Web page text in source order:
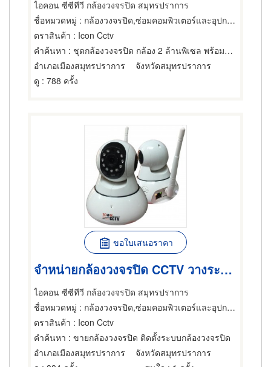
ไอคอน ซีซีทีวี กล้องวงจรปิด สมุทรปราการ
ชื่อหมวดหมู่ : กล้องวงจรปิด,ซ่อมคอมพิวเตอร์และอุปกรณ์ต่อพ่วง,ผู้จำหน่ายคอมพิวเตอร์และอุปกรณ์ต่อพ่วง
ตราสินค้า : Icon Cctv
คำค้นหา : ชุดกล้องวงจรปิด กล้อง 2 ล้านพิเซล พร้อมอุปกรณ์ครบ
อำเภอเมืองสมุทรปราการ
จังหวัดสมุทรปราการ
ดู : 788 ครั้ง
ขอใบเสนอราคา
จำหน่ายกล้องวงจรปิด CCTV วางระบบกล้องวงจรปิด Security
ไอคอน ซีซีทีวี กล้องวงจรปิด สมุทรปราการ
ชื่อหมวดหมู่ : กล้องวงจรปิด,ซ่อมคอมพิวเตอร์และอุปกรณ์ต่อพ่วง,ผู้จำหน่ายคอมพิวเตอร์และอุปกรณ์ต่อพ่วง
ตราสินค้า : Icon Cctv
คำค้นหา : ขายกล้องวงจรปิด ติดตั้งระบบกล้องวงจรปิด
อำเภอเมืองสมุทรปราการ
จังหวัดสมุทรปราการ